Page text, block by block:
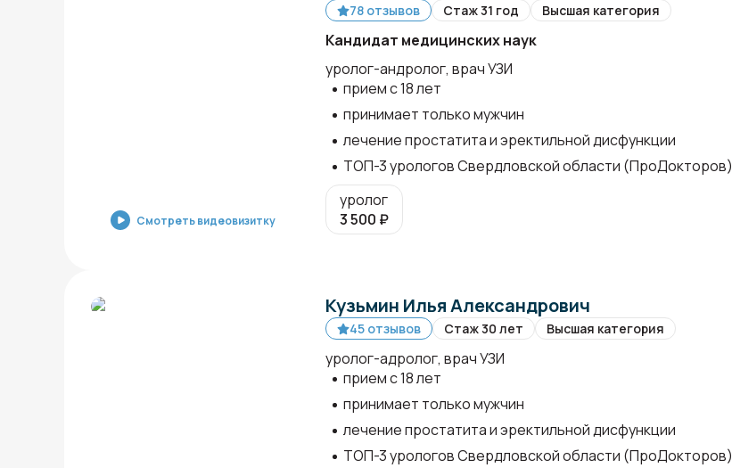
Смотреть видеовизитку
78 отзывов Стаж 31 год Высшая категория
Кандидат медицинских наук
уролог-андролог, врач УЗИ
прием с 18 лет
принимает только мужчин
лечение простатита и эректильной дисфункции
ТОП-3 урологов Свердловской области (ПроДокторов)
уролог
3 500 ₽
Кузьмин Илья Александрович
45 отзывов Стаж 30 лет Высшая категория
уролог-адролог, врач УЗИ
прием с 18 лет
принимает только мужчин
лечение простатита и эректильной дисфункции
ТОП-3 урологов Свердловской области (ПроДокторов)